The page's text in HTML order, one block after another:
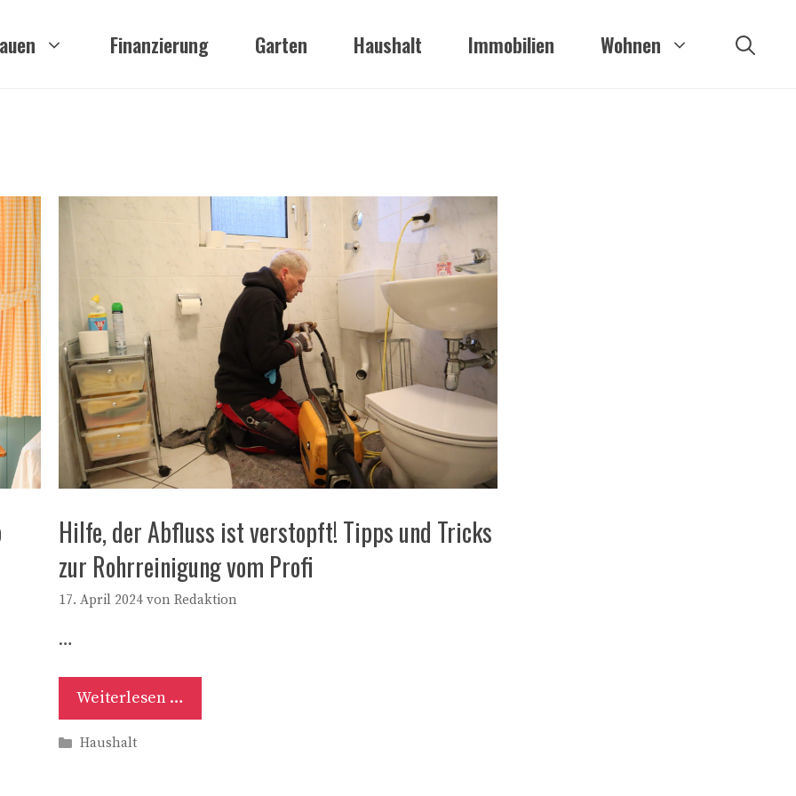
Finanzierung Garten Haushalt Immobilien Wohnen
Hilfe, der Abfluss ist verstopft! Tipps und Tricks
zur Rohrreinigung vom Profi
17. April 2024 von Redaktion
…
Weiterlesen …
Kategorien
Haushalt